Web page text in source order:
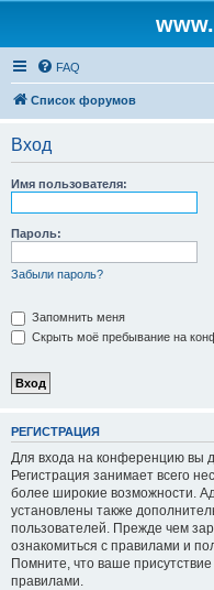
FAQ
Список форумов
Вход
Имя пользователя:
Пароль:
Забыли пароль?
Запомнить меня
Скрыть моё пребывание на
РЕГИСТРАЦИЯ
Для входа на конференцию вы
Регистрация занимает всего
более широкие возможности.
установлены также
пользователей. Прежде чем
ознакомиться с правилами и
Помните, что ваше
правилами.